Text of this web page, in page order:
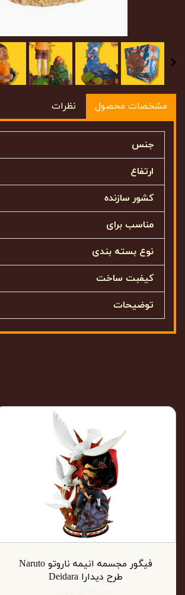
مشخصات محصول نظرات
جنس
ارتفاع
کشور سازنده
مناسب برای
نوع بسته بندی
کیفبت ساخت
توضیحات
فیگور مجسمه انیمه ناروتو Naruto
طرح دیدارا Deidara